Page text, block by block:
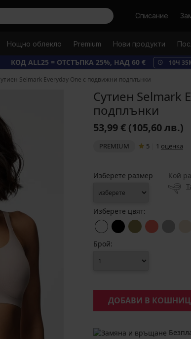
ТърсиСписание
Нощно облекло Premium Нови продукти
КОД ALL25 = ОТСТЪПКА 25%, НАД 60 € 10Ч 35
Selmark Everyday One с подвижни подплънки
Сутиен Selmark
подплънки
53,99 € (105,60 лв.)
PREMIUM 5 1 oценка
Изберете размер
Кой
Изберете цвят:
Брой:
ДОБАВИ В